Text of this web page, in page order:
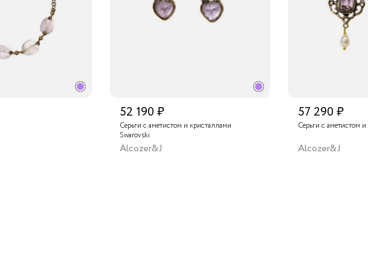
52 190 ₽
Серьги с аметистом и кристаллами
Swarovski
Alcozer&J
57 290 ₽
Серьги с аметистом
Alcozer&J